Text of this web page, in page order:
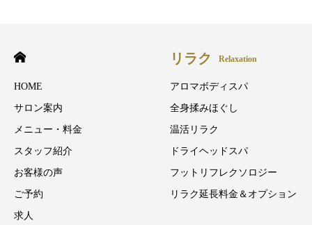
HOME
サロン案内
メニュー・料金
スタッフ紹介
お客様の声
ご予約
求人
リラク Relaxation
アロマボディスパ
全身揉みほぐし
温活リラク
ドライヘッドスパ
フットリフレクソロジー
リラク延長料金＆オプション